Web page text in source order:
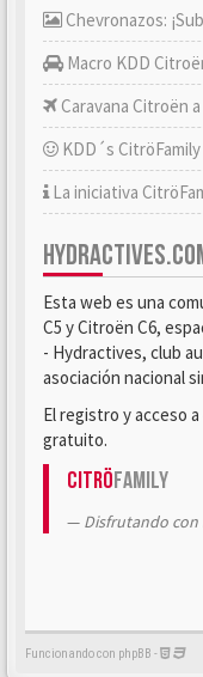
Chevronazos:
Macro KDD
Caravana Citroën a
KDD´s CitröFamily
La iniciativa
Esta web es una
C5 y Citroën C6,
- Hydractives, club
asociación nacional
El registro y acceso
gratuito.
CitröFamily
Disfrutando
Funcionando con phpBB -